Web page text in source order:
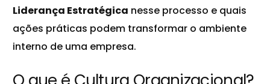
Liderança Estratégica nesse processo e quais
ações práticas podem transformar o ambiente
interno de uma empresa.